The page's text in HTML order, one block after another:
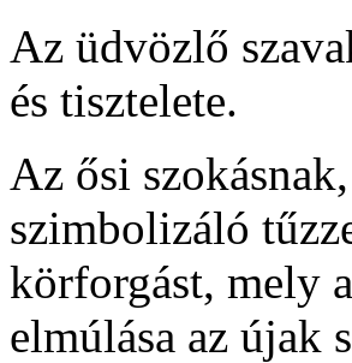
Az üdvözlő
és tisztelete.
Az ősi
szimbolizáló
körforgást, mely
elmúlása az újak